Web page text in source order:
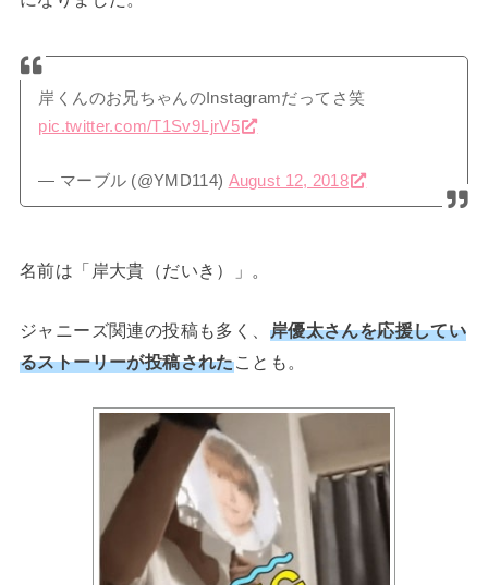
岸くんのお兄ちゃんのInstagramだってさ笑
pic.twitter.com/T1Sv9LjrV5
— マーブル (@YMD114) August 12, 2018
名前は「岸大貴（だいき）」。
ジャニーズ関連の投稿も多く、 岸優太さんを応援してい
るストーリーが投稿されたことも。